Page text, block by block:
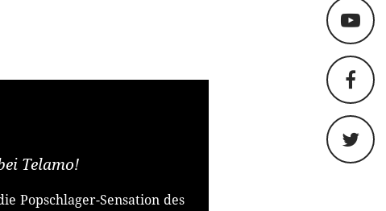
Telamo!
Popschlager-Sensation des